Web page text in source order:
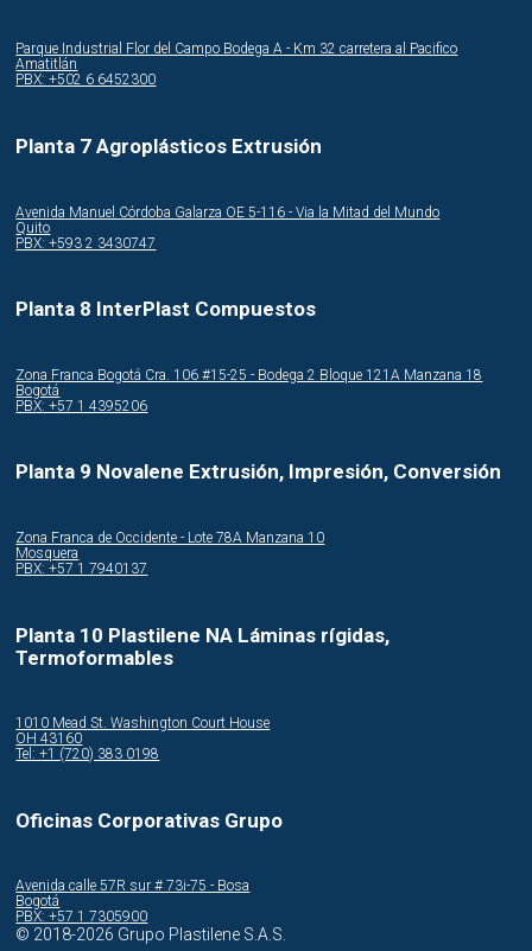
Parque Industrial Flor del Campo Bodega A - Km 32 carretera al Pacifico
Amatitlán
PBX: +502 6 6452300
Planta 7 Agroplásticos Extrusión
Avenida Manuel Córdoba Galarza OE 5-116 - Via la Mitad del Mundo
Quito
PBX: +593 2 3430747
Planta 8 InterPlast Compuestos
Zona Franca Bogotá Cra. 106 #15-25 - Bodega 2 Bloque 121A Manzana 18
Bogotá
PBX: +57 1 4395206
Planta 9 Novalene Extrusión, Impresión, Conversión
Zona Franca de Occidente - Lote 78A Manzana 10
Mosquera
PBX: +57 1 7940137
Planta 10 Plastilene NA Láminas rígidas,
Termoformables
1010 Mead St. Washington Court House
OH 43160
Tel: +1 (720) 383 0198
Oficinas Corporativas Grupo
Avenida calle 57R sur # 73i-75 - Bosa
Bogotá
PBX: +57 1 7305900
© 2018-2026 Grupo Plastilene S.A.S.